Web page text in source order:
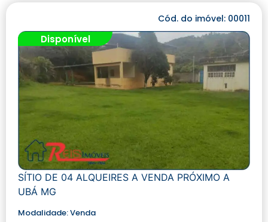
Cód. do imóvel: 00011
Disponível
SÍTIO DE 04 ALQUEIRES A VENDA PRÓXIMO A
UBÁ MG
Modalidade:Venda